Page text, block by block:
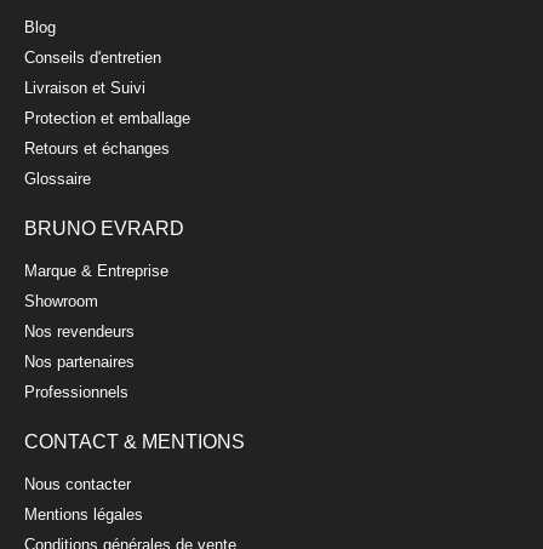
Blog
Conseils d'entretien
Livraison et Suivi
Protection et emballage
Retours et échanges
Glossaire
BRUNO EVRARD
Marque & Entreprise
Showroom
Nos revendeurs
Nos partenaires
Professionnels
CONTACT & MENTIONS
Nous contacter
Mentions légales
Conditions générales de vente